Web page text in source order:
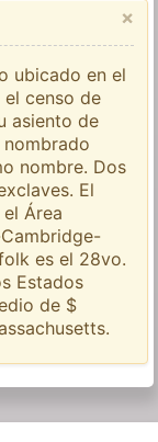
×
ubicado en el
el censo de
asiento de
nombre. Dos
El
Área
es el 28vo.
Estados
de $